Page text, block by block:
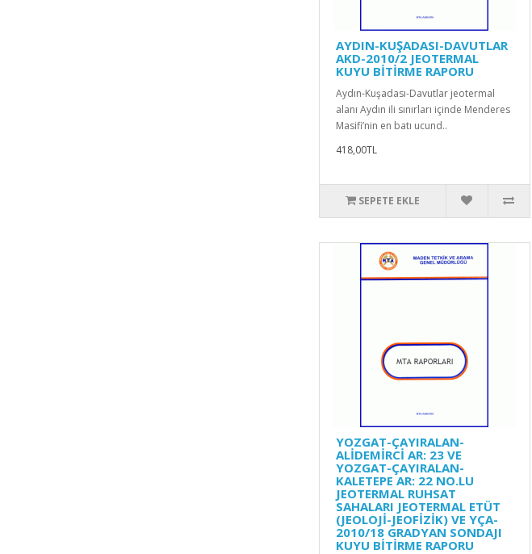
AYDIN-KUŞADASI-DAVUTLAR
AKD-2010/2 JEOTERMAL
KUYU BİTİRME RAPORU
Aydın-Kuşadası-Davutlar jeotermal
alanı Aydın ili sınırları içinde Menderes
Masifi’nin en batı ucund..
418,00TL
SEPETE EKLE
YOZGAT-ÇAYIRALAN-
ALİDEMİRCİ AR: 23 VE
YOZGAT-ÇAYIRALAN-
KALETEPE AR: 22 NO.LU
JEOTERMAL RUHSAT
SAHALARI JEOTERMAL ETÜT
(JEOLOJİ-JEOFİZİK) VE YÇA-
2010/18 GRADYAN SONDAJI
KUYU BİTİRME RAPORU